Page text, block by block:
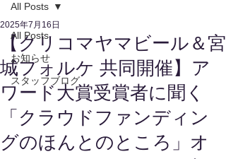
All Posts
お知らせ
スタッフブログ
All Posts
【クリコマヤマビール＆宮
城フォルケ 共同開催】ア
ワード大賞受賞者に聞く
「クラウドファンディン
グのほんとのところ」オ
2025年7月16日